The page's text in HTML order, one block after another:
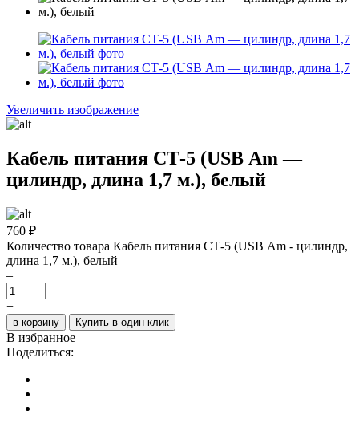
Увеличить изображение
Кабель питания СТ-5 (USB Аm —
цилиндр, длина 1,7 м.), белый
760 ₽
Количество товара Кабель питания СТ-5 (USB Аm - цилиндр,
длина 1,7 м.), белый
–
+
в корзину Купить в один клик
В избранное
Поделиться: